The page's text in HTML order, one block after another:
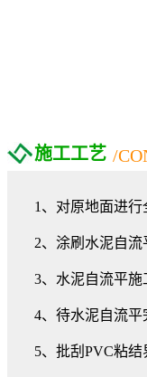
施工工艺 /
1、对原地面进
2、涂刷水泥自流
3、水泥自流平施
4、待水泥自流平
5、批刮PVC粘结